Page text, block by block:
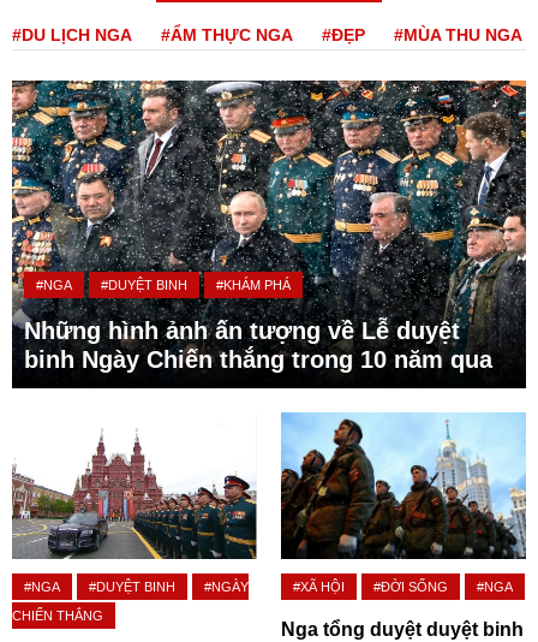
#DU LỊCH NGA #ẨM THỰC NGA #ĐẸP #MÙA THU NGA
#NGA #DUYỆT BINH #KHÁM PHÁ
Những hình ảnh ấn tượng về Lễ duyệt
binh Ngày Chiến thắng trong 10 năm qua
#NGA #DUYỆT BINH
#NGÀY
CHIẾN THẮNG
#XÃ HỘI #ĐỜI SỐNG #NGA
Nga tổng duyệt duyệt binh